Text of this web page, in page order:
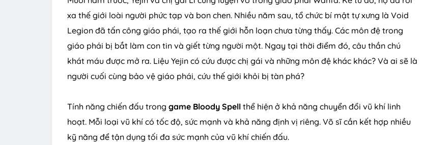
u
t
e
xa thế giới loài người phức tạp và bon chen. Nhiều năm sau, tổ chức bí mật tự xưng là Void
Legion đã tấn công giáo phái, tạo ra thế giới hỗn loạn chưa từng thấy. Các môn đệ trong
giáo phái bị bắt làm con tin và giết từng người một. Ngay tại thời điểm đó, câu thần chú
khát máu được mở ra. Liệu Yejin có cứu được chị gái và những môn đệ khác khác? Và ai sẽ là
người cuối cùng bảo vệ giáo phái, cứu thế giới khỏi bị tàn phá?
Tính năng chiến đấu trong game Bloody Spell thể hiện ở khả năng chuyển đổi vũ khí linh
hoạt. Mỗi loại vũ khí có tốc độ, sức mạnh và khả năng định vị riêng. Võ sĩ cần kết hợp nhiều
kỹ năng để tận dụng tối đa sức mạnh của vũ khí chiến đấu.